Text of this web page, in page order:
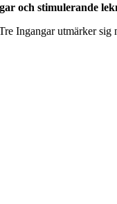
och stimulerande
Ingangar utmärker